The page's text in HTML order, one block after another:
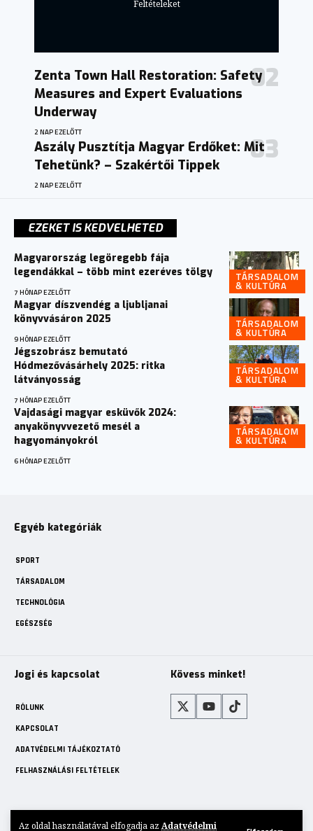
Az oldal használatával elfogadja az Adatvédelmi
Feltételeket
Zenta Town Hall Restoration: Safety
Measures and Expert Evaluations
Underway
2 NAP EZELŐTT
Aszály Pusztítja Magyar Erdőket: Mit
Tehetünk? – Szakértői Tippek
2 NAP EZELŐTT
EZEKET IS KEDVELHETED
TÁRSADALOM
& KULTÚRA
Magyarország legöregebb fája
legendákkal – több mint ezeréves tölgy
7 HÓNAP EZELŐTT
TÁRSADALOM
& KULTÚRA
Magyar díszvendég a ljubljanai
könyvvásáron 2025
9 HÓNAP EZELŐTT
TÁRSADALOM
& KULTÚRA
Jégszobrász bemutató
Hódmezővásárhely 2025: ritka
látványosság
7 HÓNAP EZELŐTT
TÁRSADALOM
& KULTÚRA
Vajdasági magyar esküvők 2024:
anyakönyvvezető mesél a
hagyományokról
6 HÓNAP EZELŐTT
Egyéb kategóriák
SPORT
TÁRSADALOM
TECHNOLÓGIA
EGÉSZSÉG
Jogi és kapcsolat
RÓLUNK
KAPCSOLAT
ADATVÉDELMI TÁJÉKOZTATÓ
FELHASZNÁLÁSI FELTÉTELEK
Kövess minket!